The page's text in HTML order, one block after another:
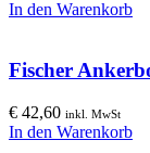
In den Warenkorb
Fischer
€ 42,60 inkl. MwSt
In den Warenkorb